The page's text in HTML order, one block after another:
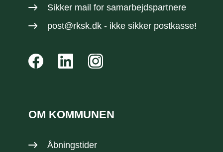
Sikker mail for samarbejdspartnere
post@rksk.dk- ikke sikker postkasse!
OM KOMMUNEN
Åbningstider